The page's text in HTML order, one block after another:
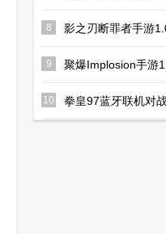
方版
8 影之刃断罪者手游
9 聚爆Implosion手游
10 拳皇97蓝牙联机对